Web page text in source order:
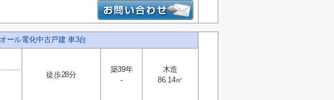
ール電化中古戸建 車3台
徒歩28分
築39年
-
木造
86.14㎡